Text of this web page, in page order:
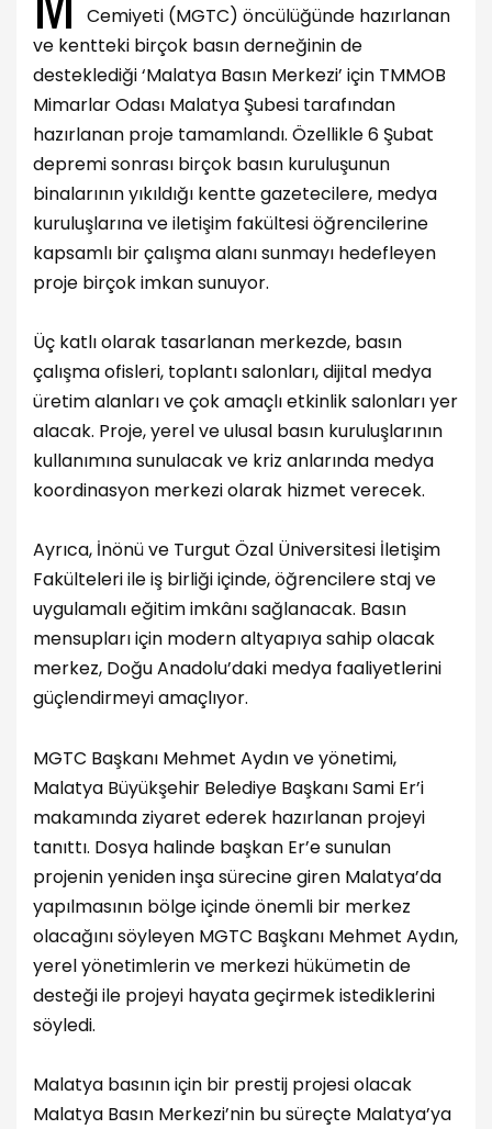
Cemiyeti (MGTC) öncülüğünde hazırlanan
ve kentteki birçok basın derneğinin de
desteklediği ‘Malatya Basın Merkezi’ için TMMOB
Mimarlar Odası Malatya Şubesi tarafından
hazırlanan proje tamamlandı. Özellikle 6 Şubat
depremi sonrası birçok basın kuruluşunun
binalarının yıkıldığı kentte gazetecilere, medya
kuruluşlarına ve iletişim fakültesi öğrencilerine
kapsamlı bir çalışma alanı sunmayı hedefleyen
proje birçok imkan sunuyor.
Üç katlı olarak tasarlanan merkezde, basın
çalışma ofisleri, toplantı salonları, dijital medya
üretim alanları ve çok amaçlı etkinlik salonları yer
alacak. Proje, yerel ve ulusal basın kuruluşlarının
kullanımına sunulacak ve kriz anlarında medya
koordinasyon merkezi olarak hizmet verecek.
Ayrıca, İnönü ve Turgut Özal Üniversitesi İletişim
Fakülteleri ile iş birliği içinde, öğrencilere staj ve
uygulamalı eğitim imkânı sağlanacak. Basın
mensupları için modern altyapıya sahip olacak
merkez, Doğu Anadolu’daki medya faaliyetlerini
güçlendirmeyi amaçlıyor.
MGTC Başkanı Mehmet Aydın ve yönetimi,
Malatya Büyükşehir Belediye Başkanı Sami Er’i
makamında ziyaret ederek hazırlanan projeyi
tanıttı. Dosya halinde başkan Er’e sunulan
projenin yeniden inşa sürecine giren Malatya’da
yapılmasının bölge içinde önemli bir merkez
olacağını söyleyen MGTC Başkanı Mehmet Aydın,
yerel yönetimlerin ve merkezi hükümetin de
desteği ile projeyi hayata geçirmek istediklerini
söyledi.
Malatya basının için bir prestij projesi olacak
Malatya Basın Merkezi’nin bu süreçte Malatya’ya